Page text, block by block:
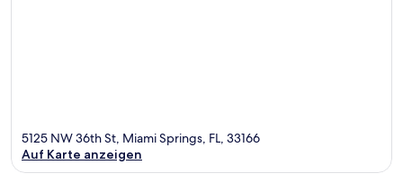
5125 NW 36th St, Miami Springs, FL, 33166
Auf Karte anzeigen